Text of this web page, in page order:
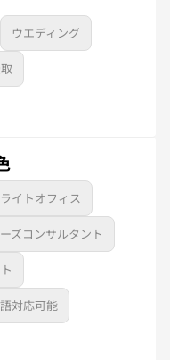
ウエディング
イトオフィス
ズコンサルタント
対応可能